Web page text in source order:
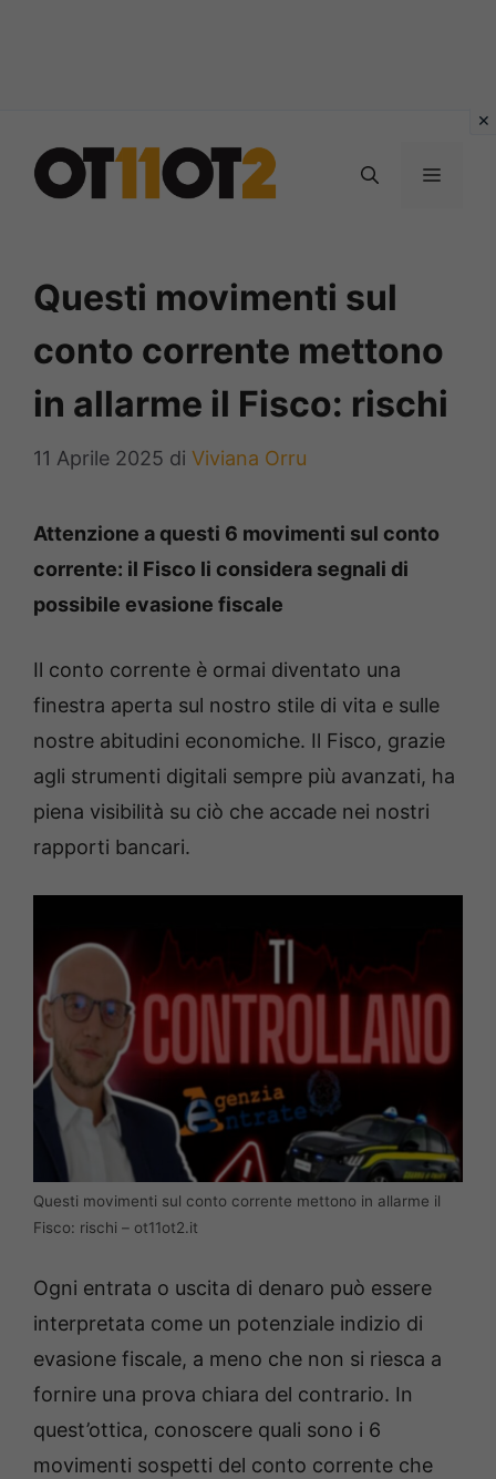
contenuto
MENU
Questi movimenti sul
conto corrente mettono
in allarme il Fisco: rischi
11 Aprile 2025 di Viviana Orru
Attenzione a questi 6 movimenti sul conto
corrente: il Fisco li considera segnali di
possibile evasione fiscale
Il conto corrente è ormai diventato una
finestra aperta sul nostro stile di vita e sulle
nostre abitudini economiche. Il Fisco, grazie
agli strumenti digitali sempre più avanzati, ha
piena visibilità su ciò che accade nei nostri
rapporti bancari.
Questi movimenti sul conto corrente mettono in allarme il
Fisco: rischi – ot11ot2.it
Ogni entrata o uscita di denaro può essere
interpretata come un potenziale indizio di
evasione fiscale, a meno che non si riesca a
fornire una prova chiara del contrario. In
quest’ottica, conoscere quali sono i 6
movimenti sospetti del conto corrente che